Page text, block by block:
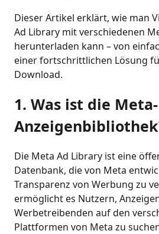
Dieser Artikel erklärt, wie man
Ad Library mit verschiedenen
herunterladen kann – von
einer fortschrittlichen Lösung
Download.
1. Was ist die Meta-
Die Meta Ad Library ist eine
Datenbank, die von Meta
Transparenz von Werbung zu
ermöglicht es Nutzern,
Werbetreibenden auf den
Plattformen von Meta zu